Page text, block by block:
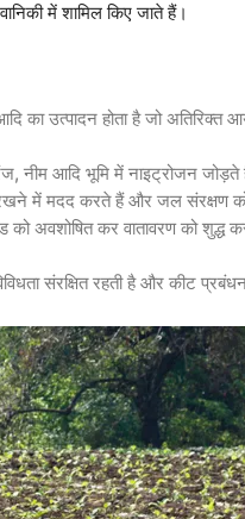
में शामिल किए जाते हैं।
का उत्पादन होता है जो अतिरिक्त
आदि भूमि में नाइट्रोजन जोड़ते
में मदद करते हैं और जल संरक्षण को
को अवशोषित कर वातावरण को
संरक्षित रहती है और कीट